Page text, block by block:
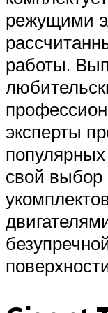
режущими
работы.
эксперты
свой выбор